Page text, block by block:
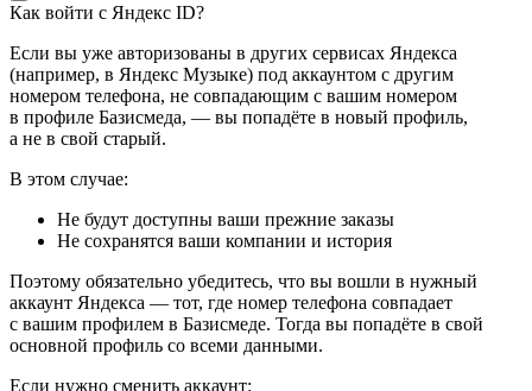
Как войти с Яндекс ID?
Если вы уже авторизованы в других сервисах Яндекса
(например, в Яндекс Музыке) под аккаунтом с другим
номером телефона, не совпадающим с вашим номером
в профиле Базисмеда, — вы попадёте в новый профиль,
а не в свой старый.
В этом случае:
Не будут доступны ваши прежние заказы
Не сохранятся ваши компании и история
Поэтому обязательно убедитесь, что вы вошли в нужный
аккаунт Яндекса — тот, где номер телефона совпадает
с вашим профилем в Базисмеде. Тогда вы попадёте в свой
основной профиль со всеми данными.
Если нужно сменить аккаунт: